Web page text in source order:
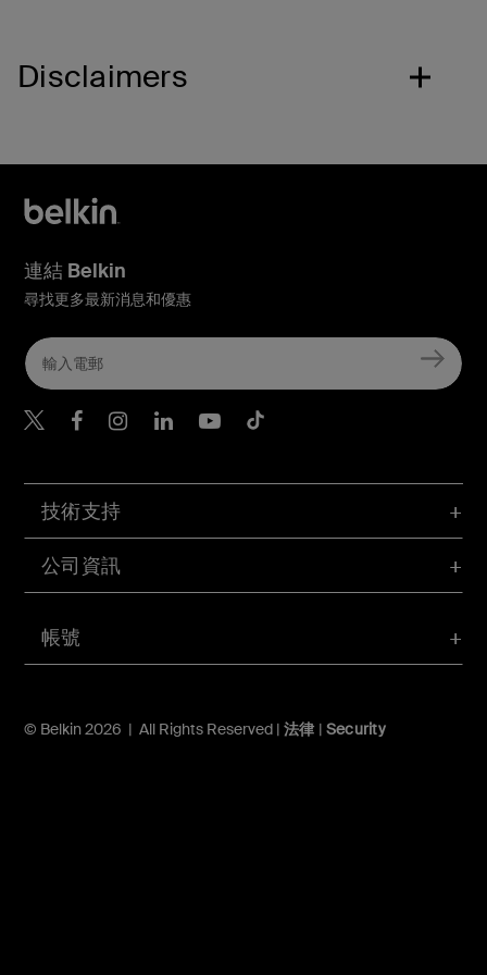
Disclaimers
帳號
技術支持
公司資訊
© Belkin 2026 | All Rights Reserved | 法律 | Security
連結 Belkin
尋找更多最新消息和優惠
Belkin Twitter
Belkin Hong Kong
Belkin Instagram
Belkin Hong Kong
Belkin Youtube
Belkin TikTok